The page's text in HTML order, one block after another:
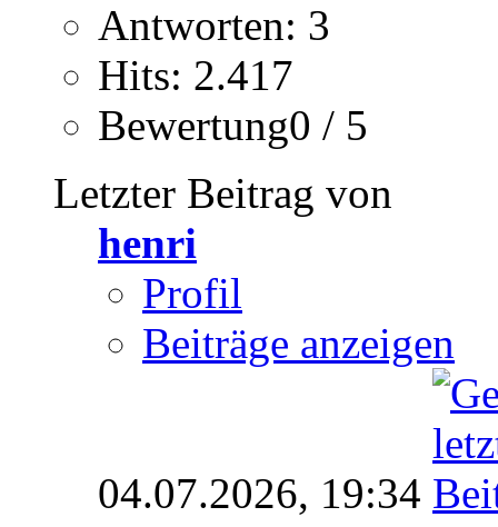
Antworten: 3
Hits: 2.417
Bewertung0 / 5
Letzter Beitrag von
henri
Profil
Beiträge anzeigen
04.07.2026, 19:34